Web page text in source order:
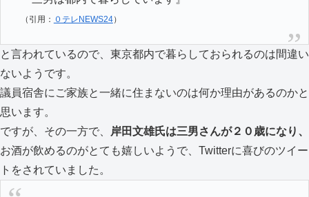
（引用： ０テレNEWS24）
と言われているので、東京都内で暮らしておられるのは間違い
ないようです。
議員宿舎にご家族と一緒に住まないのは何か理由があるのかと
思います。
ですが、その一方で、
岸田文雄氏は三男さんが２０歳になり、
お酒が飲めるのがとても嬉しいようで、Twitterに喜びのツイー
トをされていました。